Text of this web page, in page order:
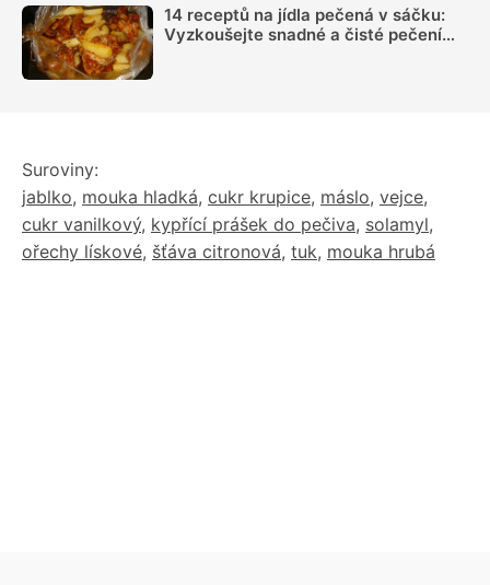
14 receptů na jídla pečená v sáčku:
Vyzkoušejte snadné a čisté pečení
Suroviny:
jablko, mouka hladká, cukr krupice, máslo, vejce,
cukr vanilkový, kypřící prášek do pečiva, solamyl,
ořechy lískové, šťáva citronová, tuk, mouka hrubá